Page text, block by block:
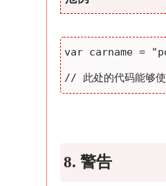
// 此处的代码能够
8. 警告